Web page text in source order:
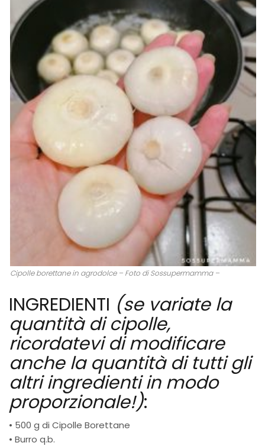
Cipolle borettane in agrodolce – Foto di Sossupermamma –
INGREDIENTI (se variate la
quantità di cipolle,
ricordatevi dimodificare
anche la quantità di tutti gli
altri ingredienti in modo
proporzionale!):
• 500 g di Cipolle Borettane
• Burro q.b.